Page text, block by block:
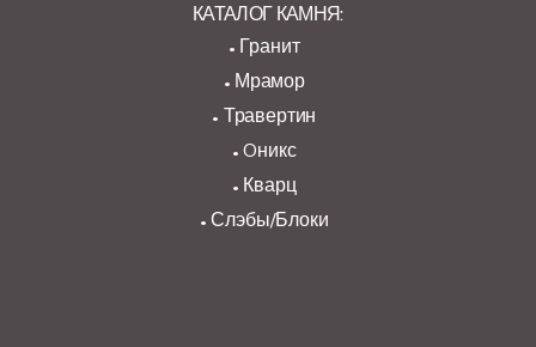
КАТАЛОГ КАМНЯ:
Гранит
Мрамор
Травертин
Oникс
Кварц
Слэбы/Блоки